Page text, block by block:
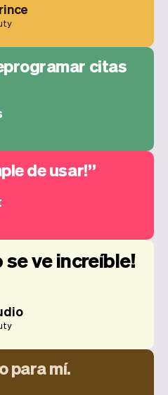
citas
de usar!
se ve increíble!
para mí.